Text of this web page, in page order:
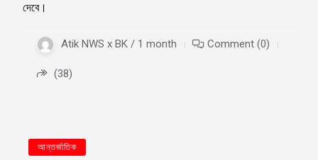
দেবে।
Atik NWS x BK / 1 month Comment (0)
(38)
আন্তর্জাতিক